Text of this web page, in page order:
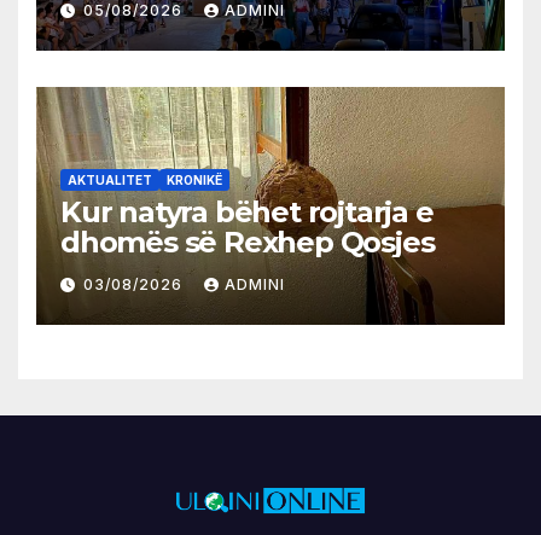
05/08/2026 ADMINI
AKTUALITET KRONIKË
Kur natyra bëhet rojtarja e
dhomës së Rexhep Qosjes
03/08/2026 ADMINI